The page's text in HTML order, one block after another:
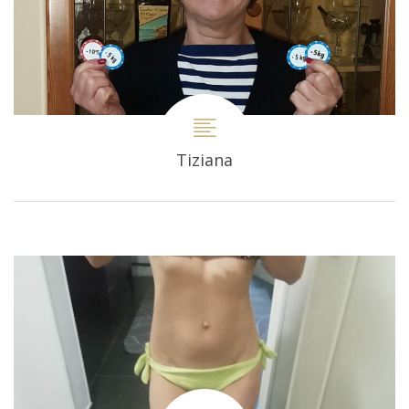
Tiziana